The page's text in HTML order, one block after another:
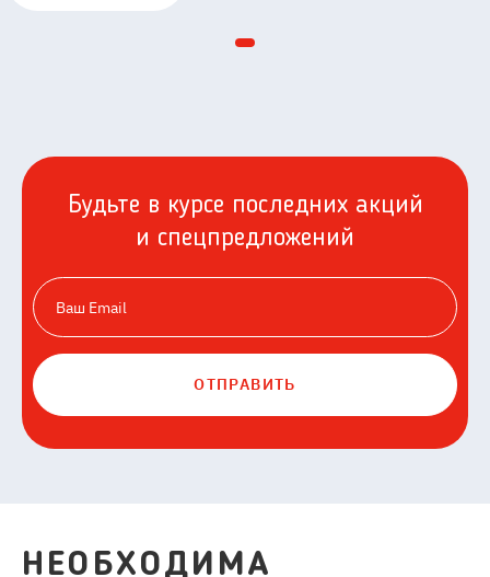
Будьте в курсе последних акций
и спецпредложений
ОТПРАВИТЬ
НЕОБХОДИМА